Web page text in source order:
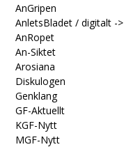
AnGripen
AnletsBladet / digitalt ->
AnRopet
An-Siktet
Arosiana
Diskulogen
Genklang
GF-Aktuellt
KGF-Nytt
MGF-Nytt